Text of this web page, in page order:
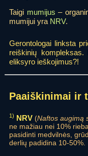
Taigi mumijus –
mumijui yra NRV.
Gerontologai linksta
reiškinių
eliksyro ieškojimus?!
Paaiškinimai ir
1) NRV (Naftos augimą
ne mažiau nei 10%
pasidinti medvilnės,
derlių padidina 10-50%.